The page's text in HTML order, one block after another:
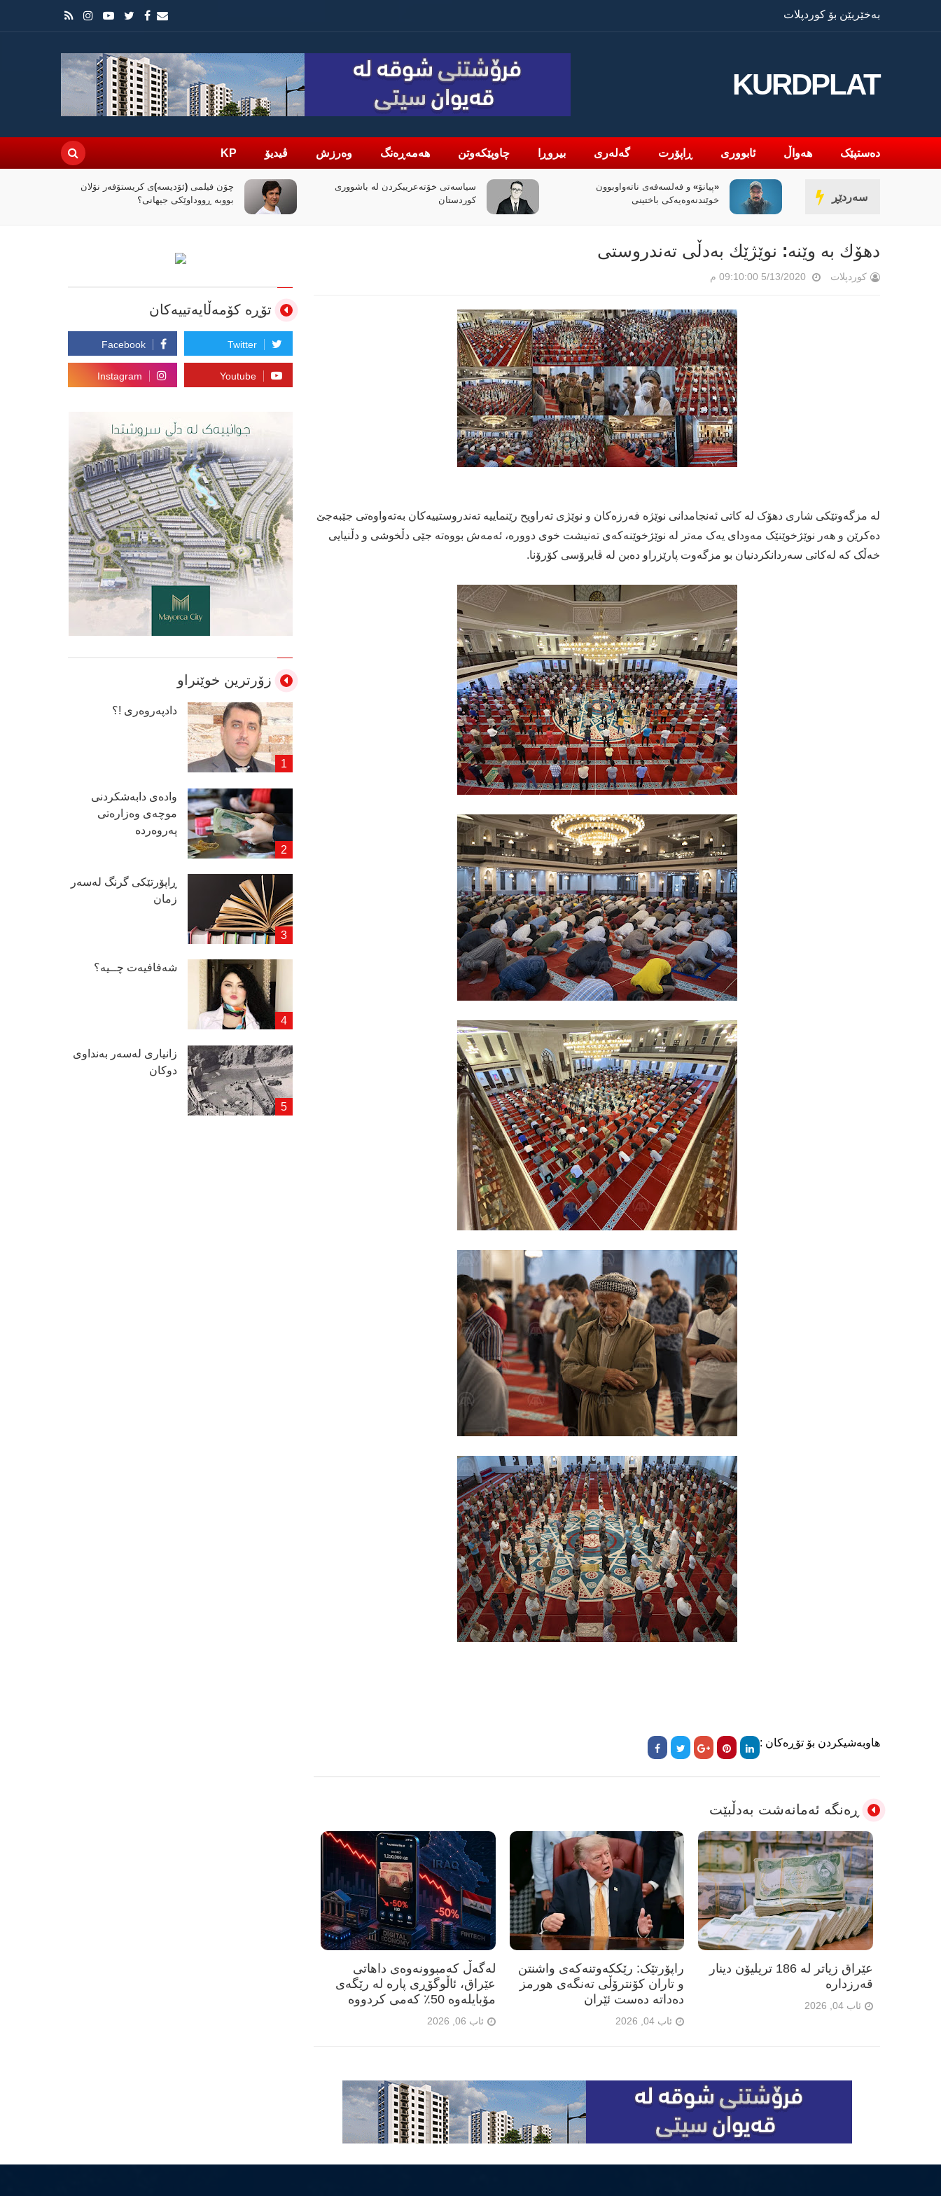
بەخێربێن بۆ کوردپلات
KURDPLAT
دەستپێک هەواڵ ئابووری ڕاپۆرت گەلەری بیروڕا چاوپێکەوتن هەمەڕەنگ وەرزش ڤیدیۆ KP
سەردێڕ
سیاسەتی خۆتەعریبکردن لە باشووری
کوردستان
چۆن فیلمی (ئۆدیسە)ی کریستۆفەر نۆلان
بووبە ڕووداوێکی جیهانی؟
راپۆرتێک: رێککەوتنەکەی واشنتن و تاران
کۆنترۆڵی تەنگەی هورمز دەداتە دەست
دهۆك بە وێنە: نوێژێك بەدڵی تەندروستی
کوردپلات 5/13/2020 09:10:00 م
لە مزگەوتێکی شاری دھۆک لە کاتی ئەنجامدانی نوێژە فەرزەکان و نوێژی تەراویح رێنماییە تەندروستییەکان بەتەواوەتی جێبەجێ
دەکرێن و ھەر نوێژخوێنێک مەودای یەک مەتر لە نوێژخوێنەکەی تەنیشت خوی دوورە، ئەمەش بووەتە جێی دڵخوشی و دڵنیایی
خەڵک کە لەکاتی سەردانکردنیان بو مزگەوت پارێزراو دەبن لە ڤایرۆسی کۆرۆنا.
هاوبەشیکردن بۆ تۆڕەکان :
ڕەنگە ئەمانەشت بەدڵبێت
لەگەڵ کەمبوونەوەی داهاتی
عێراق، ئاڵوگۆڕی پارە لە رێگەی
مۆبایلەوە 50٪ کەمی کردووە
ئاب 06, 2026
راپۆرتێک: رێککەوتنەکەی واشنتن
و تاران کۆنترۆڵی تەنگەی هورمز
دەداتە دەست ئێران
ئاب 04, 2026
عێراق زیاتر لە 186 تریلیۆن دینار
قەرزدارە
ئاب 04, 2026
تۆڕە کۆمەڵایەتییەکان
زۆرترین خوێنراو
دادپەروەری !؟
وادەی دابەشكردنی
موچەی وەزارەتی
پەروەردە
ڕاپۆرتێكی گرنگ لەسەر
زمان
شەفافیەت چــیە؟
زانیاری لەسەر بەنداوی
دوكان